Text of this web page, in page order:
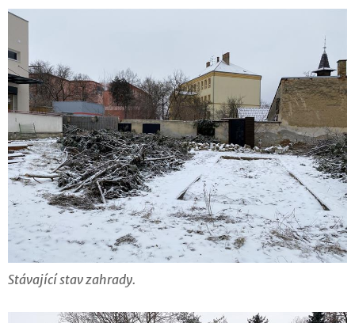
Stávající stav zahrady.